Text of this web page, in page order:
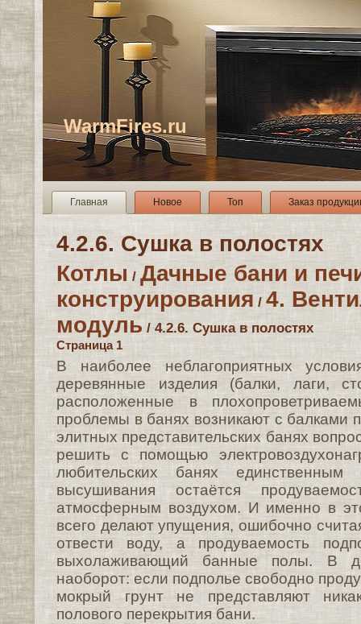
WarmFires.ru
Главная Новое Топ Заказ
4.2.6. Сушка в полостях
Котлы / Дачные бани и
конструирования / 4.
модуль / 4.2.6. Сушка в полостях
Страница 1
В наиболее неблагоприятных
деревянные изделия (балки, лаги,
расположенные в
проблемы в банях возникают с балками
элитных представительских банях
решить с помощью
любительских банях единственным
высушивания остаётся
атмосферным воздухом. И именно в
всего делают упущения, ошибочно
отвести воду, а продуваемость
выхолаживающий банные полы. В
наоборот: если подполье свободно
мокрый грунт не представляют
полового перекрытия бани.